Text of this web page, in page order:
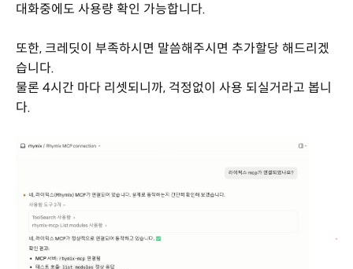
대화중에도 사용량 확인 가능합니다.
또한, 크레딧이 부족하시면 말씀해주시면 추가할당 해드리겠
습니다.
물론 4시간 마다 리셋되니까, 걱정없이 사용 되실거라고 봅니
다.